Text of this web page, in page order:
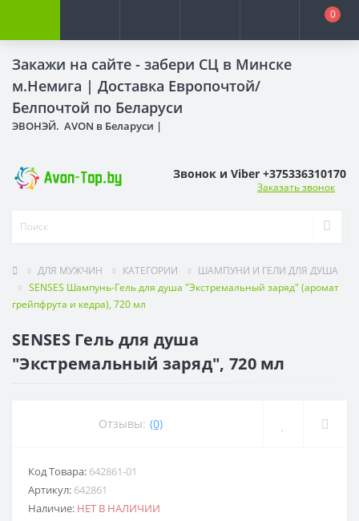
Закажи на сайте - забери СЦ в Минске
м.Немига | Доставка Европочтой/
Белпочтой по Беларуси
ЭВОНЭЙ. AVON в Беларуси |
0
Звонок и Viber +375336310170
Заказать звонок
ДЛЯ МУЖЧИН КАТЕГОРИИ
ШАМПУНИ И ГЕЛИ ДЛЯ ДУША
SENSES Шампунь-Гель для душа "Экстремальный заряд" (аромат
грейпфрута и кедра), 720 мл
SENSES Гель для душа
"Экстремальный заряд", 720 мл
Отзывы: (0)
Код Товара: 642861-01
Артикул: 642861
Наличие: НЕТ В НАЛИЧИИ